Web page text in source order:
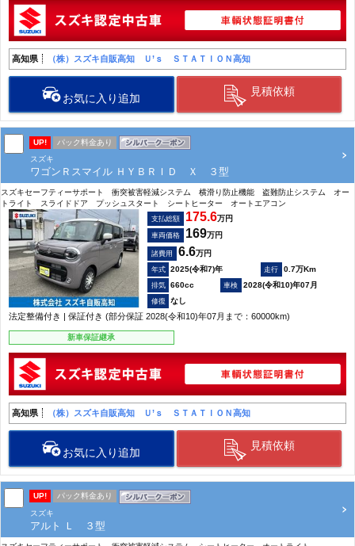
高知県 （株）スズキ自販高知 Ｕ’ｓ ＳＴＡＴＩＯＮ高知
お気に入り追加
見積依頼
UP!
パック料金あり
スズキ
ワゴンＲスマイル ＨＹＢＲＩＤ Ｘ ３型
スズキセーフティーサポート 衝突被害軽減システム 横滑り防止機能 盗難防止システム オー
トライト スライドドア プッシュスタート シートヒーター オートエアコン
支払総額 175.6万円
車両価格 169万円
諸費用 6.6万円
2025(令和7)年
0.7万Km
660cc
2028(令和10)年07月
なし
法定整備付き | 保証付き (部分保証 2028(令和10)年07月まで：60000km)
新車保証継承
高知県 （株）スズキ自販高知 Ｕ’ｓ ＳＴＡＴＩＯＮ高知
お気に入り追加
見積依頼
UP!
パック料金あり
スズキ
アルト Ｌ ３型